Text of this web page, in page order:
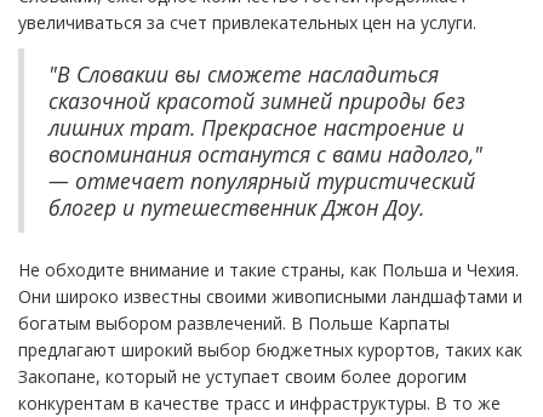
увеличиваться за счет привлекательных цен на услуги.
"В Словакии вы сможете насладиться
сказочной красотой зимней природы без
лишних трат. Прекрасное настроение и
воспоминания останутся с вами надолго,"
— отмечает популярный туристический
блогер и путешественник Джон Доу.
Не обходите внимание и такие страны, как Польша и Чехия.
Они широко известны своими живописными ландшафтами и
богатым выбором развлечений. В Польше Карпаты
предлагают широкий выбор бюджетных курортов, таких как
Закопане, который не уступает своим более дорогим
конкурентам в качестве трасс и инфраструктуры. В то же